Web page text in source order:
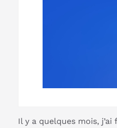
Il y a quelques mois,